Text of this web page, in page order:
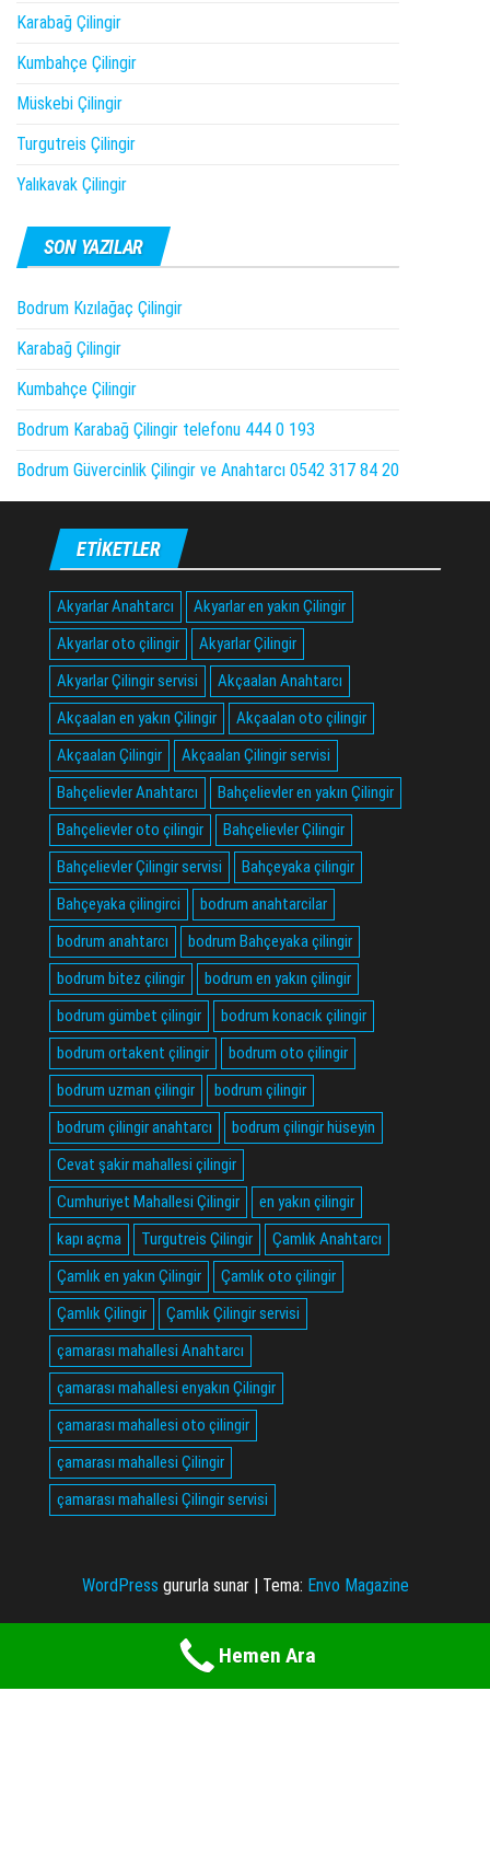
Karabağ Çilingir
Kumbahçe Çilingir
Müskebi Çilingir
Turgutreis Çilingir
Yalıkavak Çilingir
SON YAZILAR
Bodrum Kızılağaç Çilingir
Karabağ Çilingir
Kumbahçe Çilingir
Bodrum Karabağ Çilingir telefonu 444 0 193
Bodrum Güvercinlik Çilingir ve Anahtarcı 0542 317 84 20
ETIKETLER
Akyarlar Anahtarcı
Akyarlar en yakın Çilingir
Akyarlar oto çilingir
Akyarlar Çilingir
Akyarlar Çilingir servisi
Akçaalan Anahtarcı
Akçaalan en yakın Çilingir
Akçaalan oto çilingir
Akçaalan Çilingir
Akçaalan Çilingir servisi
Bahçelievler Anahtarcı
Bahçelievler en yakın Çilingir
Bahçelievler oto çilingir
Bahçelievler Çilingir
Bahçelievler Çilingir servisi
Bahçeyaka çilingir
Bahçeyaka çilingirci
bodrum anahtarcilar
bodrum anahtarcı
bodrum Bahçeyaka çilingir
bodrum bitez çilingir
bodrum en yakın çilingir
bodrum gümbet çilingir
bodrum konacık çilingir
bodrum ortakent çilingir
bodrum oto çilingir
bodrum uzman çilingir
bodrum çilingir
bodrum çilingir anahtarcı
bodrum çilingir hüseyin
Cevat şakir mahallesi çilingir
Cumhuriyet Mahallesi Çilingir
en yakın çilingir
kapı açma
Turgutreis Çilingir
Çamlık Anahtarcı
Çamlık en yakın Çilingir
Çamlık oto çilingir
Çamlık Çilingir
Çamlık Çilingir servisi
çamarası mahallesi Anahtarcı
çamarası mahallesi enyakın Çilingir
çamarası mahallesi oto çilingir
çamarası mahallesi Çilingir
çamarası mahallesi Çilingir servisi
WordPress gururla sunar | Tema: Envo Magazine
Hemen Ara